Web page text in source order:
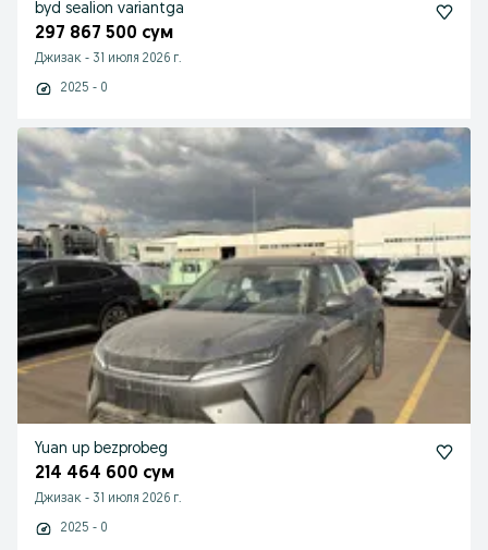
byd sealion variantga
297 867 500 сум
Джизак - 31 июля 2026 г.
2025 - 0
Yuan up bezprobeg
214 464 600 сум
Джизак - 31 июля 2026 г.
2025 - 0